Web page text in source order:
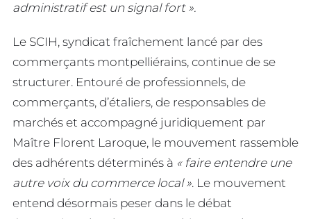
administratif est un signal fort ».
Le SCIH, syndicat fraîchement lancé par des
commerçants montpelliérains, continue de se
structurer. Entouré de professionnels, de
commerçants, d’étaliers, de responsables de
marchés et accompagné juridiquement par
Maître Florent Laroque, le mouvement rassemble
des adhérents déterminés à « faire entendre une
autre voix du commerce local ». Le mouvement
entend désormais peser dans le débat